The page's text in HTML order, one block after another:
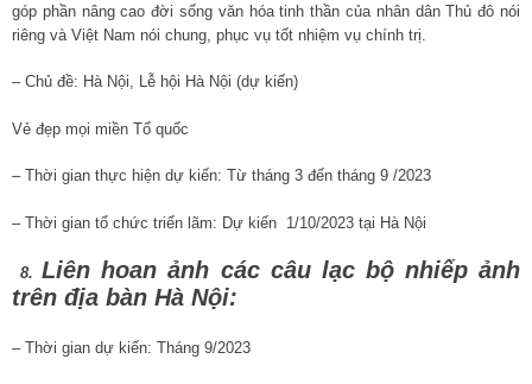
góp phần nâng cao đời sống văn hóa tinh thần của nhân dân Thủ đô nói
riêng và Việt Nam nói chung, phục vụ tốt nhiệm vụ chính trị.
– Chủ đề: Hà Nội, Lễ hội Hà Nội (dự kiến)
Vẻ đẹp mọi miền Tổ quốc
– Thời gian thực hiện dự kiến: Từ tháng 3 đến tháng 9 /2023
– Thời gian tổ chức triển lãm: Dự kiến 1/10/2023 tại Hà Nội
8.Liên hoan ảnh các câu lạc bộ nhiếp ảnh
trên địa bàn Hà Nội:
– Thời gian dự kiến: Tháng 9/2023